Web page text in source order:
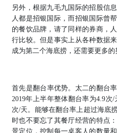
另外，根据九毛九国际的招股信
人都是招银国际 ，而招银国际曾
的餐饮品牌，请了同样的券商，
行比较。但是事实上从各种数据
成为第二个海底捞，还需要更多的
首先是翻台率优势。太二的翻台
2019年上半年整体翻台率为4.9次/
次/天。能够在翻台率上超过海底
时也不要忘了其餐厅经营的特点
景定位，控制每一桌客人的数量